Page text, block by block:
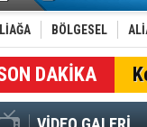
BÖLGESEL
DAKİKA